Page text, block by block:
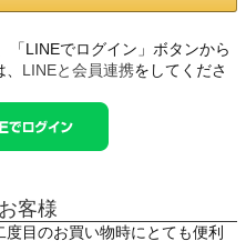
「LINEでログイン」ボタンから
LINEと会員連携をしてくださ
客様
目のお買い物時にとても便利